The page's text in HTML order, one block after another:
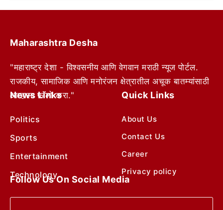
Maharashtra Desha
"महाराष्ट्र देशा - विश्वसनीय आणि वेगवान मराठी न्यूज पोर्टल.
राजकीय, सामाजिक आणि मनोरंजन क्षेत्रातील अचूक बातम्यांसाठी
आम्हाला फॉलो करा."
News Links
Politics
Sports
Entertainment
Technology
Quick Links
About Us
Contact Us
Career
Privacy policy
Follow Us On Social Media